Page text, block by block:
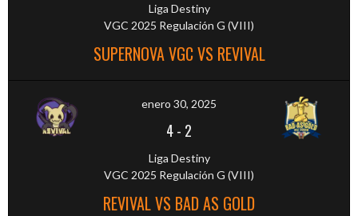
Liga Destiny
VGC 2025 Regulación G (VIII)
SUPERNOVA VGC VS REVIVAL
enero 30, 2025
4- 2
Liga Destiny
VGC 2025 Regulación G (VIII)
REVIVAL VS BAD AS GOLD